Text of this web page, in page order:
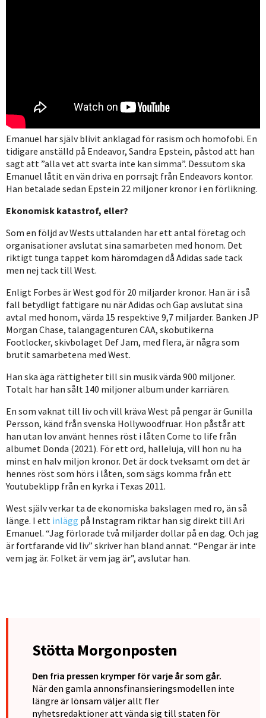
Emanuel har själv blivit anklagad för rasism och homofobi. En
tidigare anställd på Endeavor, Sandra Epstein, påstod att han
sagt att ”alla vet att svarta inte kan simma”. Dessutom ska
Emanuel låtit en vän driva en porrsajt från Endeavors kontor.
Han betalade sedan Epstein 22 miljoner kronor i en förlikning.
Ekonomisk katastrof, eller?
Som en följd av Wests uttalanden har ett antal företag och
organisationer avslutat sina samarbeten med honom. Det
riktigt tunga tappet kom häromdagen då Adidas sade tack
men nej tack till West.
Enligt Forbes är West god för 20 miljarder kronor. Han är i så
fall betydligt fattigare nu när Adidas och Gap avslutat sina
avtal med honom, värda 15 respektive 9,7 miljarder. Banken JP
Morgan Chase, talangagenturen CAA, skobutikerna
Footlocker, skivbolaget Def Jam, med flera, är några som
brutit samarbetena med West.
Han ska äga rättigheter till sin musik värda 900 miljoner.
Totalt har han sålt 140 miljoner album under karriären.
En som vaknat till liv och vill kräva West på pengar är Gunilla
Persson, känd från svenska Hollywoodfruar. Hon påstår att
han utan lov använt hennes röst i låten Come to life från
albumet Donda (2021). För ett ord, halleluja, vill hon nu ha
minst en halv miljon kronor. Det är dock tveksamt om det är
hennes röst som hörs i låten, som sägs komma från ett
Youtubeklipp från en kyrka i Texas 2011.
West själv verkar ta de ekonomiska bakslagen med ro, än så
länge. I ett inlägg på Instagram riktar han sig direkt till Ari
Emanuel. “Jag förlorade två miljarder dollar på en dag. Och jag
är fortfarande vid liv” skriver han bland annat. “Pengar är inte
vem jag är. Folket är vem jag är”, avslutar han.
Stötta Morgonposten
Den fria pressen krymper för varje år som går.
När den gamla annonsfinansieringsmodellen inte
längre är lönsam väljer allt fler
nyhetsredaktioner att vända sig till staten för